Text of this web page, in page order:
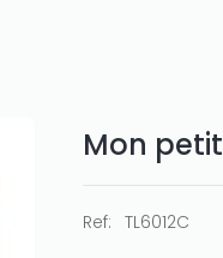
Mon
Ref: TL6012C